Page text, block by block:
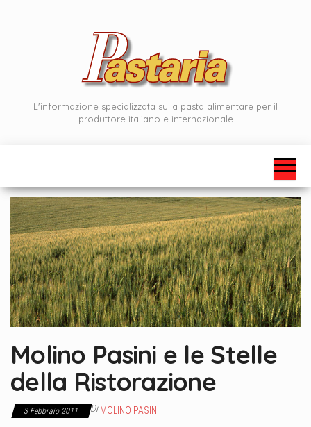
L'informazione specializzata sulla pasta alimentare per il
produttore italiano e internazionale
Molino Pasini e le Stelle
della Ristorazione
3 Febbraio 2011 Di MOLINO PASINI